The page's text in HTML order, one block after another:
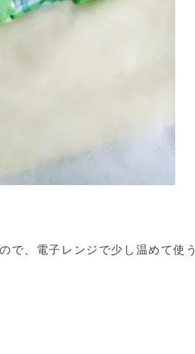
で、電子レンジで少し温めて使う